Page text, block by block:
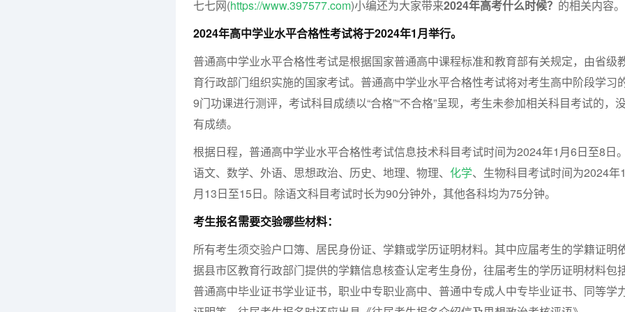
七七网(https://www.397577.com)小编还为大家带来2024年高考什么时候？ 的相关内容。
2024年高中学业水平合格性考试将于2024年1月举行。
普通高中学业水平合格性考试是根据国家普通高中课程标准和教育部有关规定，由省级
育行政部门组织实施的国家考试。普通高中学业水平合格性考试将对考生高中阶段学习
9门功课进行测评，考试科目成绩以“合格”“不合格”呈现，考生未参加相关科目考试的，
有成绩。
根据日程，普通高中学业水平合格性考试信息技术科目考试时间为2024年1月6日至8日。
语文、数学、外语、思想政治、历史、地理、物理、 化学、生物科目考试时间为2024年1
月13日至15日。除语文科目考试时长为90分钟外，其他各科均为75分钟。
考生报名需要交验哪些材料：
所有考生须交验户口簿、居民身份证、学籍或学历证明材料。其中应届考生的学籍证明
据县市区教育行政部门提供的学籍信息核查认定考生身份，往届考生的学历证明材料包
普通高中毕业证书学业证书，职业中专职业高中、普通中专成人中专毕业证书、同等学